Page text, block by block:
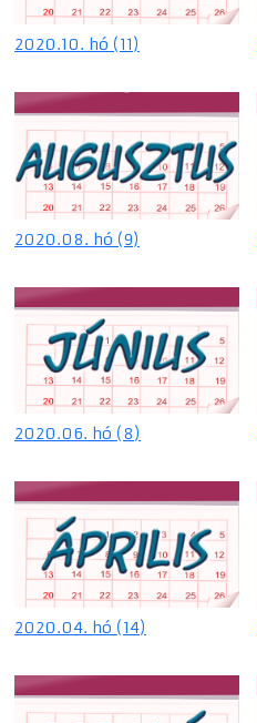
2020.10. hó (11)
2020.08. hó (9)
2020.06. hó (8)
2020.04. hó (14)